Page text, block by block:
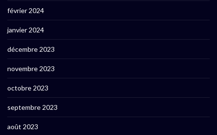
février 2024
janvier 2024
décembre 2023
novembre 2023
octobre 2023
septembre 2023
août 2023